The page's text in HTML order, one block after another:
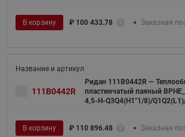
В корзину ₽ 100 433.78 Заказная
111B0442R
Ридан 111B0442R —
пластинчатый паяный
4,5-H-Q3Q4(H1"1/8)/
В корзину ₽ 110 896.48 Заказная